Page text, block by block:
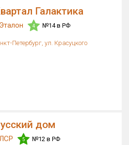
до
Галактика
4 №14 в РФ
Петербург, ул. Красуцкого
дом
5 №12 в РФ